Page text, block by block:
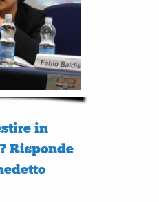
in
Risponde